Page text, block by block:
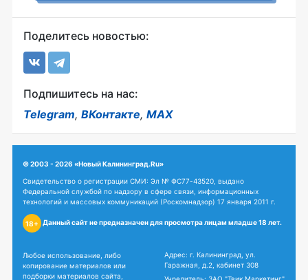
Поделитесь новостью:
Подпишитесь на нас:
Telegram, ВКонтакте, MAX
© 2003 - 2026 «Новый Калининград.Ru»
Свидетельство о регистрации СМИ: Эл № ФС77-43520, выдано
Федеральной службой по надзору в сфере связи, информационных
технологий и массовых коммуникаций (Роскомнадзор) 17 января 2011 г.
18+ Данный сайт не предназначен для просмотра лицам младше 18 лет.
Любое использование, либо
копирование материалов или
подборки материалов сайта,
Адрес: г. Калининград, ул.
Гаражная, д.2, кабинет 308